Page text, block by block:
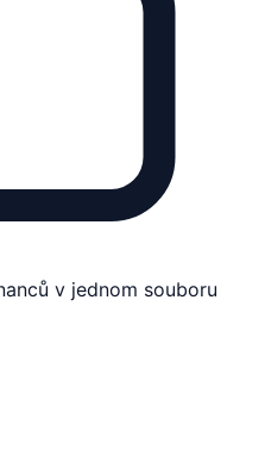
v jednom souboru